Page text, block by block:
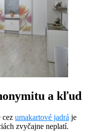
a kľud
cez umakartové jadrá je
zvyčajne neplatí.